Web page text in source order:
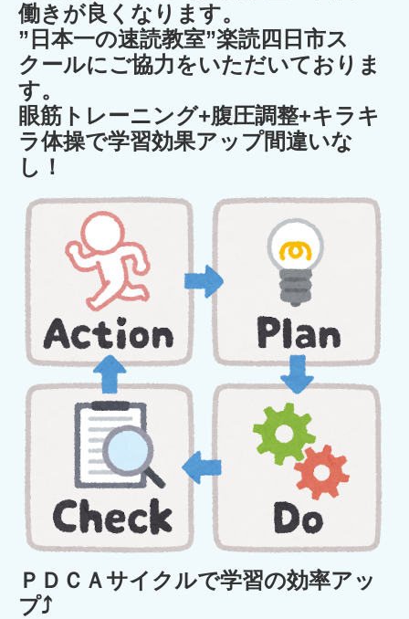
働きが良くなります。
”日本一の速読教室”楽読四日市ス
クールにご協力をいただいておりま
す。
眼筋トレーニング+腹圧調整+キラキ
ラ体操で学習効果アップ間違いな
し！
ＰＤＣＡサイクルで学習の効率アッ
プ⤴